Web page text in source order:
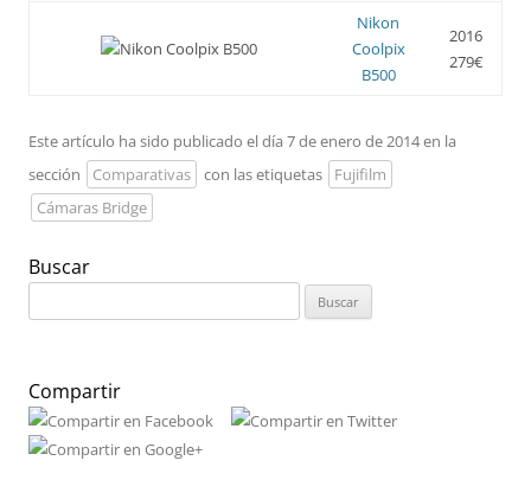
Nikon
Coolpix
B500
2016
279€
Este artículo ha sido publicado el día 7 de enero de 2014 en la
sección
Comparativas con las etiquetas
Fujifilm
Cámaras Bridge
Buscar
Compartir